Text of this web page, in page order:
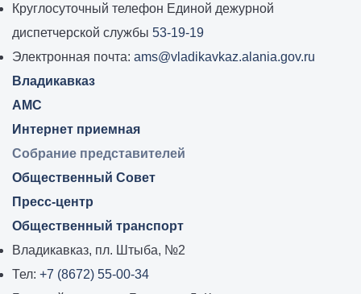
местного
самоуправления
города
Владикавказ:
Круглосуточный телефон Единой дежурной
диспетчерской службы 53-19-19
Электронная почта: ams@vladikavkaz.alania.gov.ru
Владикавказ
АМС
Интернет приемная
Собрание представителей
Общественный Совет
Пресс-центр
Общественный транспорт
Владикавказ, пл. Штыба, №2
Тел: +7 (8672) 55-00-34